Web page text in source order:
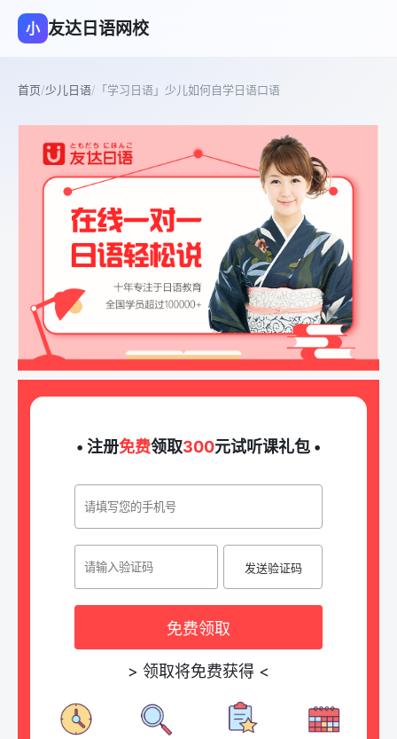
小 友达日语网校
首页/少儿日语/ 「学习日语」少儿如何自学日语口语
• 注册免费领取300元试听课礼包 •
发送验证码
免费领取
> 领取将免费获得 <